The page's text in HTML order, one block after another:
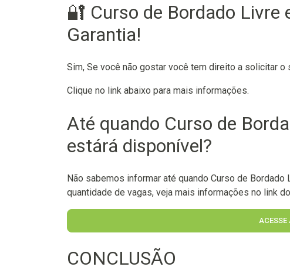
🔐 Curso de Bordado Livre
Garantia!
Sim, Se você não gostar você tem direito a solicitar o
Clique no link abaixo para mais informações.
Até quando Curso de
estárá disponível?
Não sabemos informar até quando Curso de
quantidade de vagas, veja mais informações no link
ACESSE
CONCLUSÃO